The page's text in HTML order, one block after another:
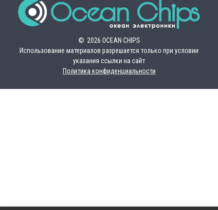
© 2026 OCEAN CHIPS
Использование материалов разрешается только при условии
указания ссылки на сайт
Политика конфиденциальности